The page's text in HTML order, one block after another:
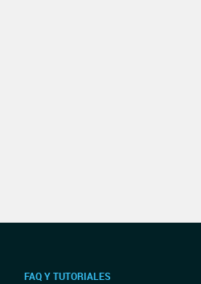
FAQ Y TUTORIALES